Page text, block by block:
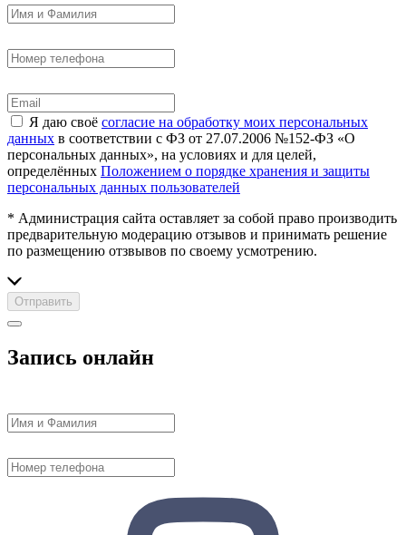
Я даю своё согласие на обработку моих персональных
данных в соответствии с ФЗ от 27.07.2006 №152-ФЗ «О
персональных данных», на условиях и для целей,
определённых Положением о порядке хранения и защиты
персональных данных пользователей
* Администрация сайта оставляет за собой право производить
предварительную модерацию отзывов и принимать решение
по размещению отзвывов по своему усмотрению.
Отправить
Запись онлайн